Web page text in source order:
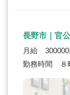
長野市｜官
月給 300000
勤務時間 ８